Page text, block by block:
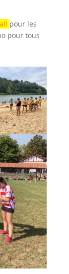
pour les
pour tous